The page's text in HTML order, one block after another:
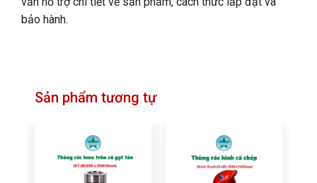
bảo hành.
Sản phẩm tương tự